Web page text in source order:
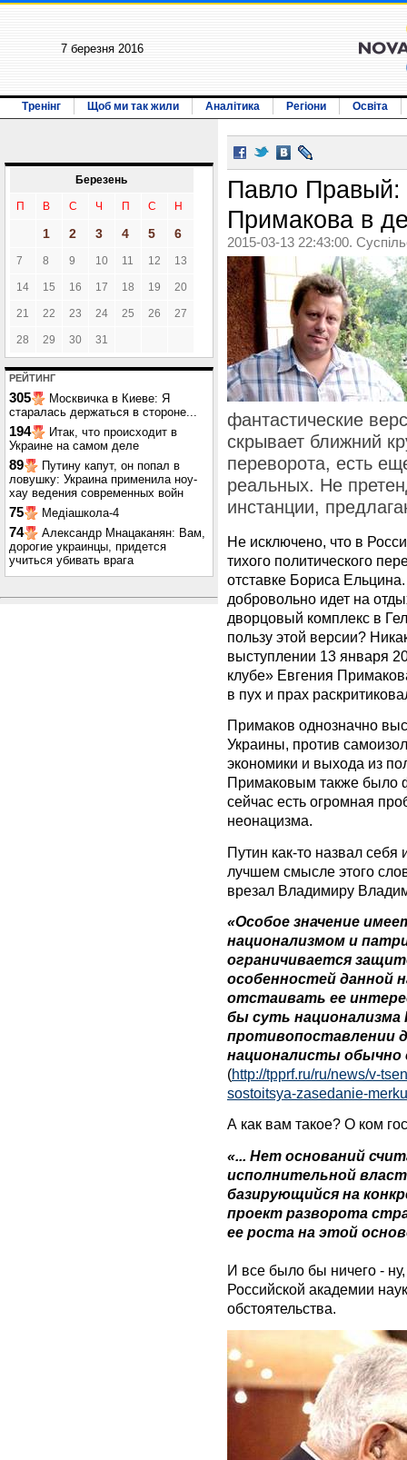
7 березня 2016
Тренінг Щоб ми так жили Аналітика Регіони Освіта
Березень
П В С Ч П С Н
1 2 3 4 5 6
7 8 9 10 11 12 13
14 15 16 17 18 19 20
21 22 23 24 25 26 27
28 29 30 31
РЕЙТИНГ
305
Москвичка в Киеве: Я
старалась держаться в стороне...
194
Итак, что происходит в
Украине на самом деле
89
Путину капут, он попал в
ловушку: Украина применила ноу-
хау ведения современных войн
75 Медіашкола-4
74
Александр Мнацаканян: Вам,
дорогие украинцы, придется
учиться убивать врага
Павло Правый:
Примакова в
2015-03-13 22:43:00.
фантастические
скрывает ближний
переворота, есть
реальных. Не
инстанции,
Не исключено, что в
тихого политического
отставке Бориса
добровольно идет на
дворцовый комплекс в
пользу этой версии?
выступлении 13 января
клубе» Евгения
в пух и прах
Примаков однозначно
Украины, против
экономики и выхода из
Примаковым также было
сейчас есть огромная
неонацизма.
Путин как-то назвал
лучшем смысле этого
врезал Владимиру
«Особое значение
национализмом и
ограничивается
особенностей данной
отстаивать ее
бы суть национализма
противопоставлении
националисты
(http://tpprf.ru/ru/news/v-
sostoitsya-zasedanie-
А как вам такое? О ком
«... Нет оснований
исполнительной
базирующийся на
проект разворота
ее роста на этой
И все было бы ничего -
Российской академии
обстоятельства.